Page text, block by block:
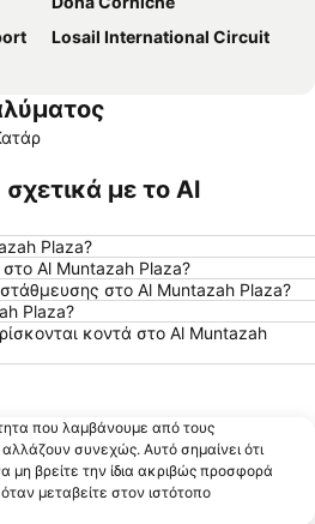
Losail International Circuit
με το Al
Plaza?
στο Al Muntazah Plaza?
στο Al Muntazah Plaza?
Plaza?
κοντά στο Al Muntazah
που λαμβάνουμε από τους
συνεχώς. Αυτό σημαίνει ότι
μη βρείτε την ίδια ακριβώς προσφορά
μεταβείτε στον ιστότοπο